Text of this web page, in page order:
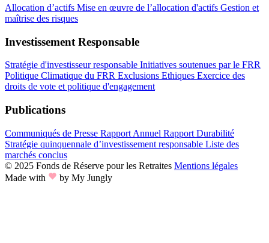
Allocation d’actifs Mise en œuvre de l’allocation d'actifs Gestion et
maîtrise des risques
Investissement Responsable
Stratégie d'investisseur responsable Initiatives soutenues par le FRR
Politique Climatique du FRR Exclusions Ethiques Exercice des
droits de vote et politique d'engagement
Publications
Communiqués de Presse Rapport Annuel Rapport Durabilité
Stratégie quinquennale d’investissement responsable Liste des
marchés conclus
© 2025 Fonds de Réserve pour les Retraites Mentions légales
Made with
by My Jungly